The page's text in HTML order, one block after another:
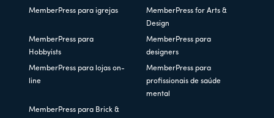
MemberPress para igrejas
MemberPress for Arts &
Design
MemberPress para
Hobbyists
MemberPress para
designers
MemberPress para lojas on-
line
MemberPress para
profissionais de saúde
mental
MemberPress para Brick &